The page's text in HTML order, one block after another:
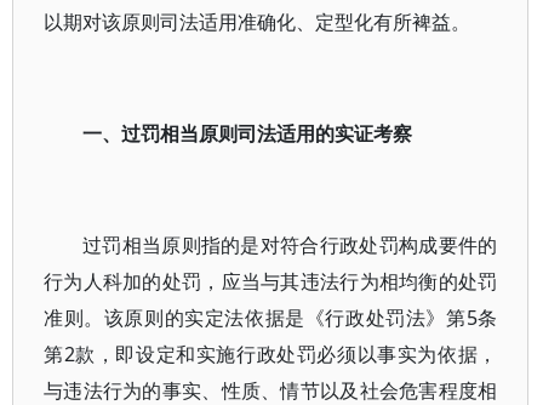
以期对该原则司法适用准确化、定型化有所裨益。
一、过罚相当原则司法适用的实证考察
过罚相当原则指的是对符合行政处罚构成要件的
行为人科加的处罚，应当与其违法行为相均衡的处罚
准则。该原则的实定法依据是《行政处罚法》第5条
第2款，即设定和实施行政处罚必须以事实为依据，
与违法行为的事实、性质、情节以及社会危害程度相